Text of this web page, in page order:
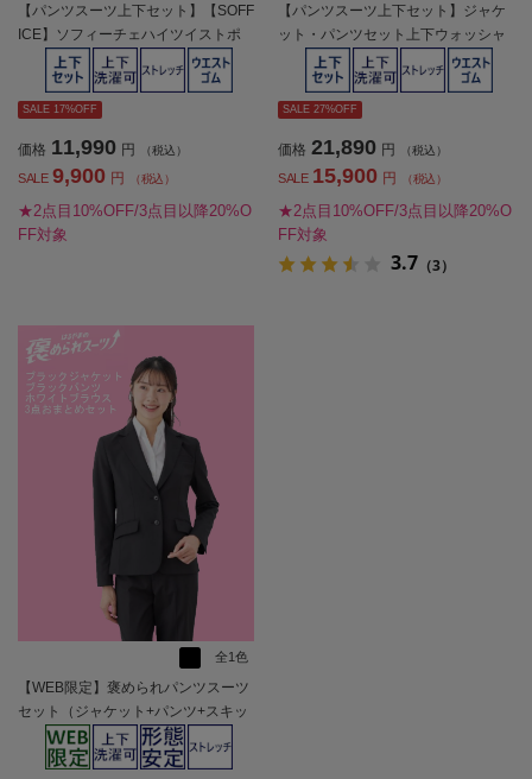
【パンツスーツ上下セット】【SOFF
ICE】ソフィーチェハイツイストポ
リ1つボタン上下ウォッシャブル春夏
【レディース】
SALE 17%OFF
価格 11,990 円 （税込）
SALE 9,900 円 （税込）
★2点目10%OFF/3点目以降20%O
FF対象
【パンツスーツ上下セット】ジャケ
ット・パンツセット上下ウォッシャ
ブルストレッチ無地SOFFICE春夏
【レディース】
SALE 27%OFF
価格 21,890 円 （税込）
SALE 15,900 円 （税込）
★2点目10%OFF/3点目以降20%O
FF対象
3.7 （3）
全1色
【WEB限定】褒められパンツスーツ
セット（ジャケット+パンツ+スキッ
パーブラウス）【レディース】